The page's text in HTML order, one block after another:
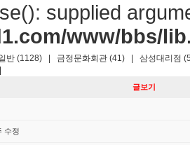
supplied
www/bbs/
반 (1128) 금정문화회관 (41)
삼성대리점
글보기
수정